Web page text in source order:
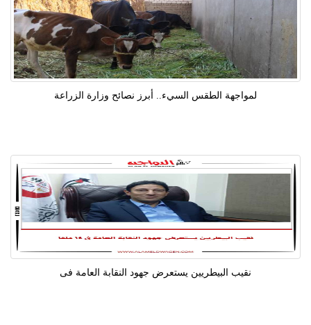
لمواجهة الطقس السيء.. أبرز نصائح وزارة الزراعة
نقيب البيطريين يستعرض جهود النقابة العامة فى